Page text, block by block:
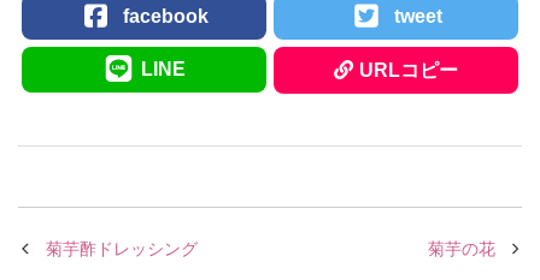
facebook tweet
LINE URLコピー
菊芋酢ドレッシング 菊芋の花